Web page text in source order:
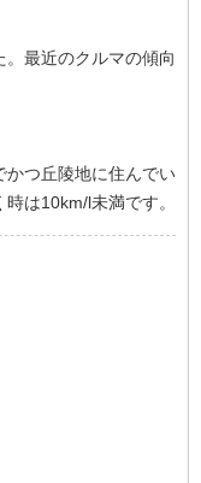
。最近のクルマの傾向
かつ丘陵地に住んでい
は10km/l未満です。